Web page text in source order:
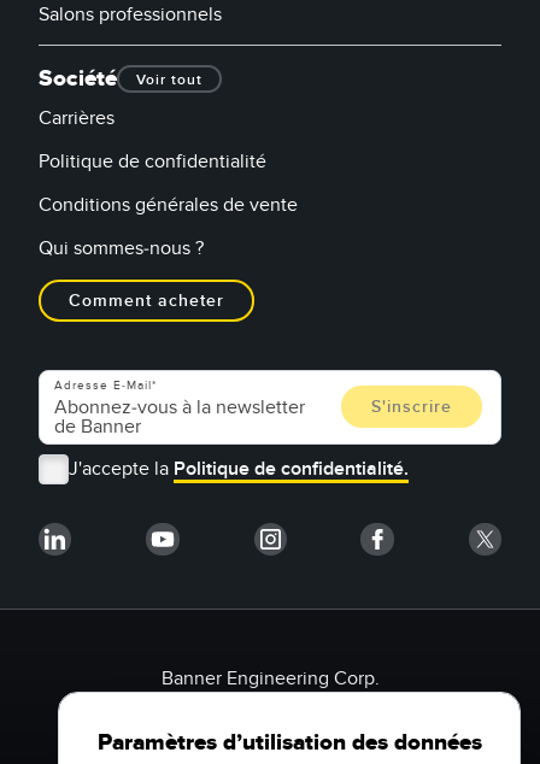
Salons professionnels
Société Voir tout
Carrières
Politique de confidentialité
Conditions générales de vente
Qui sommes-nous ?
Comment acheter
Adresse E-Mail
J'accepte la Politique de confidentialité.
Banner Engineering Corp.
Minneapolis, MN 55441 États-Unis
1-888-3-SENSOR (736767)
Paramètres d’utilisation des données